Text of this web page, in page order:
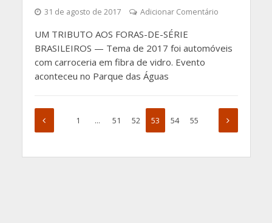
31 de agosto de 2017 Adicionar Comentário
UM TRIBUTO AOS FORAS-DE-SÉRIE
BRASILEIROS — Tema de 2017 foi automóveis
com carroceria em fibra de vidro. Evento
aconteceu no Parque das Águas
1 … 51 52 53 54 55